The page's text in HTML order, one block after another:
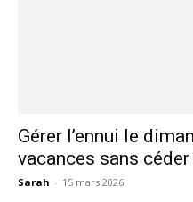
Gérer l’ennui le
vacances sans céder
Sarah - 15 mars 2026